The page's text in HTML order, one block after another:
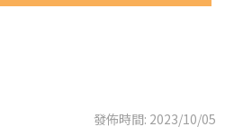
發佈時間: 2023/10/05